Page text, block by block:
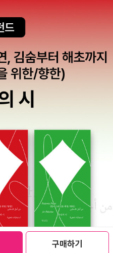
구매하기
물로 안겨줄까 생각중이다.블루
태어날 때 선물로 딱 안성마춤
야겠어요. ㅎㅎㅎ무지개 물고기
, 공경희 옮김 / 시공주니어 / 199
고 했는데 이번에 가니 몇 번
도는 두번으로 다 빠지지 싶다.
이겠구나 싶다.피부과 다음엔 내
들어서 패쓰.목요일은 재량휴
과 방문. 지난 번에 먹은 약을 일
없었다. 철분약은 경우에 따라
왜 일어나냐 물으니 '기립성 저혈
혈압이 떨어지면서 어지럽거나
하게는 말씀 안 하신다. 모른단
확하게 말 안 해주고 의사가 도
뒤 다시 피검사 할 때 심장 관
로 나온다고 한다. 흐음.기립성
. 만약 운전 도중 이런 증세가 나
허도 없지만, 이번 여름 방학 때
. 언니 차가 만 10년 채운 마티즈
간 후원하면 한 아이를 제 앞가
으니까요.삼남매와 그녀의 책을
넓은 세계에 눈을 뜨고, 나만 잘
심 갖기를 바라며 아이들 학급
에 '금토'에서 나왔던 책인데, 20
지 않고 곧잘 걸어다닙니다.^^
조건 중국으로 가 그네들과 부
웠습니다.이런 삶을 살 수 있는
실천하는 그녀가 존경스럽죠. 딸
잖아요. 예약주문으로 받은 이
에 읽어야지요. 그녀를 향한 나
고백이면 알라딘 작가와의 만
최규석.허지웅 만남에 당첨됐